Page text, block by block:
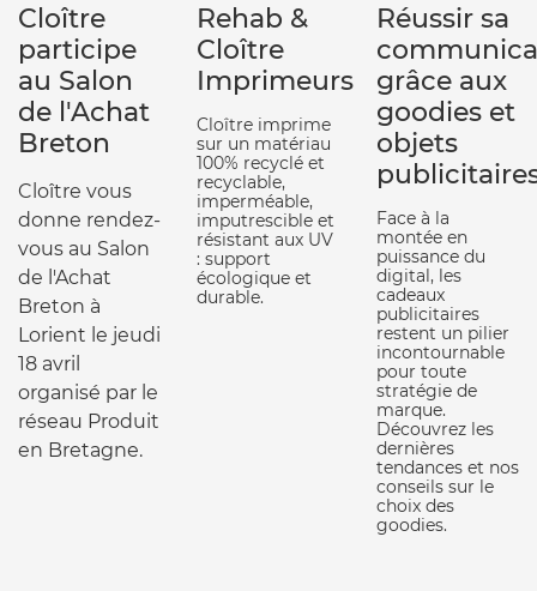
Cloître
participe
au Salon
de l'Achat
Breton
Cloître vous
donne rendez-
vous au Salon
de l'Achat
Breton à
Lorient le jeudi
18 avril
organisé par le
réseau Produit
en Bretagne.
Rehab &
Cloître
Imprimeurs
Cloître imprime
sur un matériau
100% recyclé et
recyclable,
imperméable,
imputrescible et
résistant aux UV
: support
écologique et
durable.
Réussir sa
grâce aux
goodies et
objets
Face à la
montée en
puissance du
digital, les
cadeaux
publicitaires
restent un pilier
incontournable
pour toute
stratégie de
marque.
Découvrez les
dernières
tendances et nos
conseils sur le
choix des
goodies.